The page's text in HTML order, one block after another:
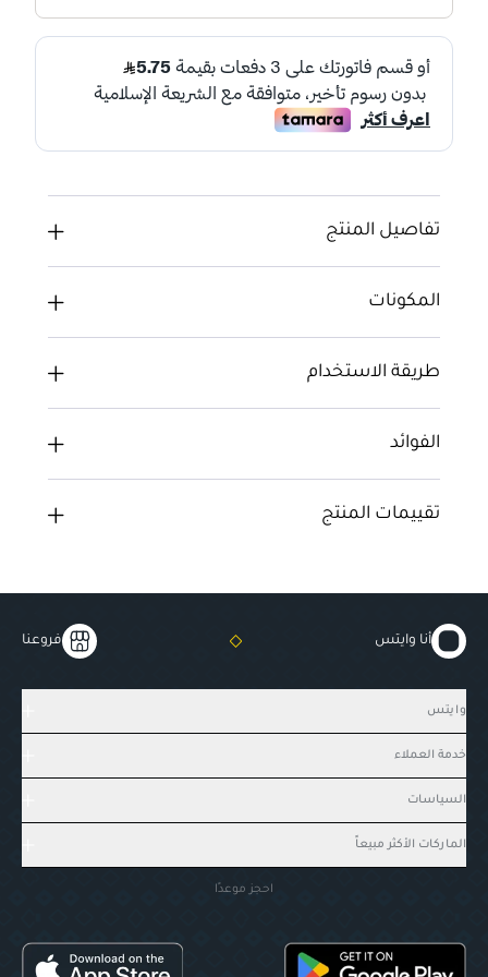
تفاصيل المنتج
المكونات
طريقة الاستخدام
الفوائد
تقييمات المنتج
أنا وايتس فروعنا
وايتس
خدمة العملاء
السياسات
الماركات الأكثر مبيعاً
احجز موعدًا